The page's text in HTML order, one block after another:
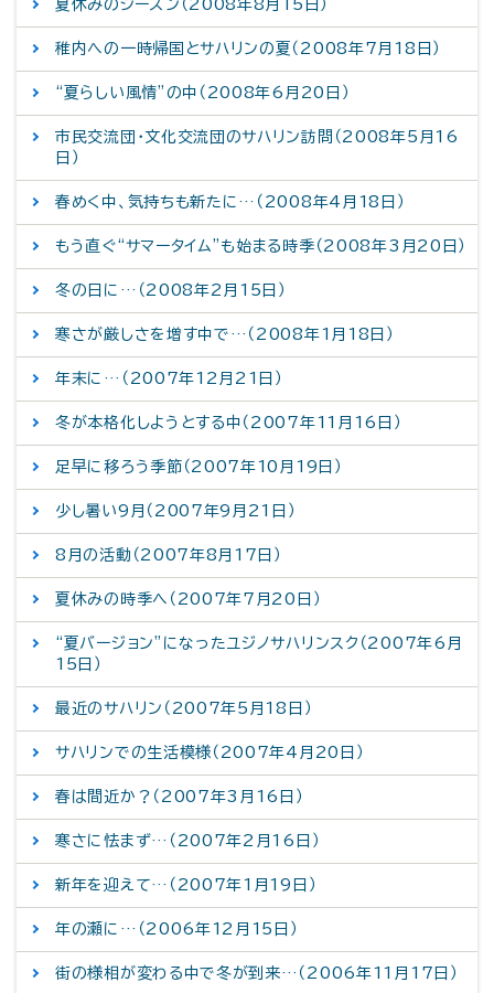
夏休みのシーズン（2008年8月15日）
稚内への一時帰国とサハリンの夏（2008年7月18日）
“夏らしい風情”の中（2008年6月20日）
市民交流団・文化交流団のサハリン訪問（2008年5月16
日）
春めく中、気持ちも新たに…（2008年4月18日）
もう直ぐ“サマータイム”も始まる時季（2008年3月20日）
冬の日に…（2008年2月15日）
寒さが厳しさを増す中で…（2008年1月18日）
年末に…（2007年12月21日）
冬が本格化しようとする中（2007年11月16日）
足早に移ろう季節（2007年10月19日）
少し暑い9月（2007年9月21日）
8月の活動（2007年8月17日）
夏休みの時季へ（2007年7月20日）
“夏バージョン”になったユジノサハリンスク（2007年6月
15日）
最近のサハリン（2007年5月18日）
サハリンでの生活模様（2007年4月20日）
春は間近か？（2007年3月16日）
寒さに怯まず…（2007年2月16日）
新年を迎えて…（2007年1月19日）
年の瀬に…（2006年12月15日）
街の様相が変わる中で冬が到来…（2006年11月17日）